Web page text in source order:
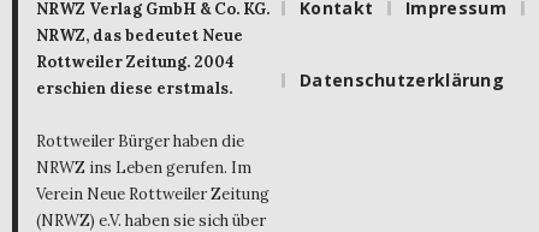
NRWZ Verlag GmbH & Co. KG.
NRWZ, das bedeutet Neue
Rottweiler Zeitung. 2004
erschien diese erstmals.
Rottweiler Bürger haben die
NRWZ ins Leben gerufen. Im
Verein Neue Rottweiler Zeitung
(NRWZ) e.V. haben sie sich über
Kontakt Impressum
Datenschutzerklärung